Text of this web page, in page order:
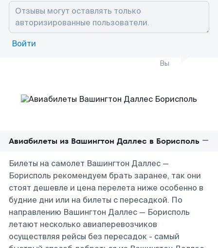
Войти
Вы
Авиабилеты из Вашингтон Даллес в Борисполь
Билеты на самолет Вашингтон Даллес —
Борисполь рекомендуем брать заранее, так они
стоят дешевле и цена перелета ниже особенно в
будние дни или на билеты с пересадкой. По
направлению Вашингтон Даллес — Борисполь
летают несколько авиаперевозчиков
осуществляя рейсы без пересадок - самый